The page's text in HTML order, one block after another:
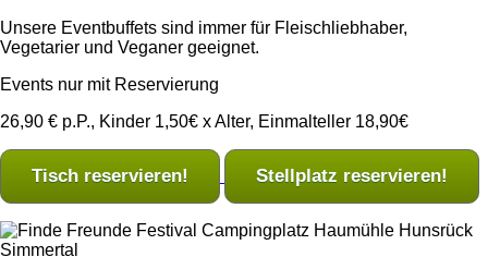
Unsere Eventbuffets sind immer für Fleischliebhaber,
Vegetarier und Veganer geeignet.
Events nur mit Reservierung
26,90 € p.P., Kinder 1,50€ x Alter, Einmalteller 18,90€
Tisch reservieren! Stellplatz reservieren!